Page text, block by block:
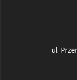
ul.